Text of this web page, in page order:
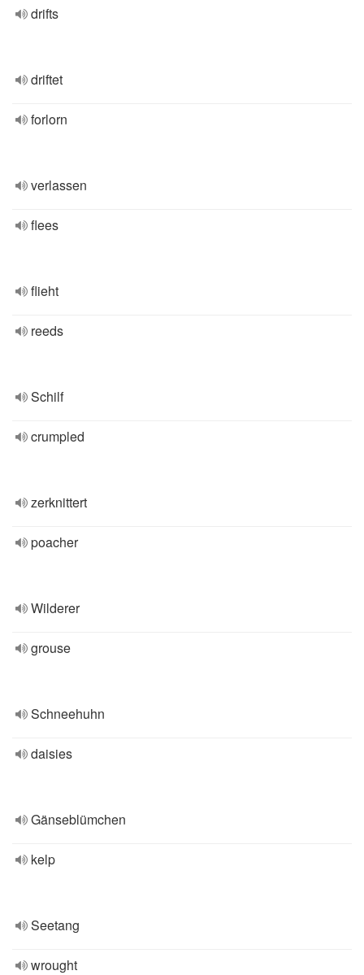
drifts
driftet
forlorn
verlassen
flees
flieht
reeds
Schilf
crumpled
zerknittert
poacher
Wilderer
grouse
Schneehuhn
daisies
Gänseblümchen
kelp
Seetang
wrought